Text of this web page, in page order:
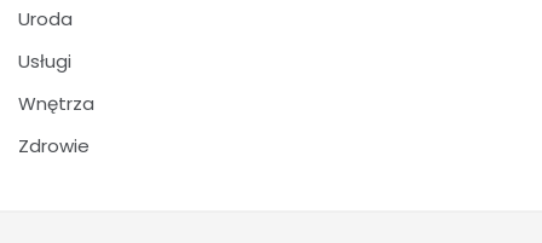
Uroda
Usługi
Wnętrza
Zdrowie